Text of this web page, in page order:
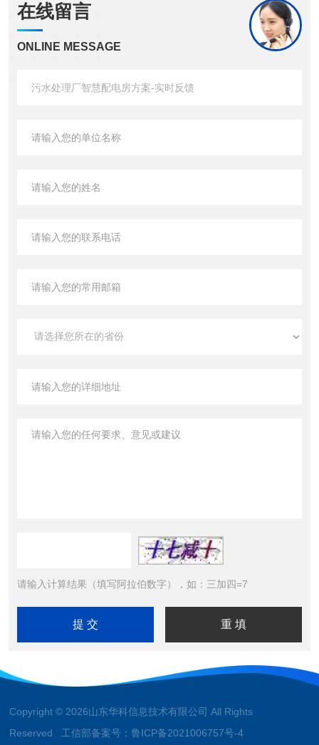
在线留言
ONLINE MESSAGE
请输入计算结果（填写阿拉伯数字），如：三加四=7
Copyright © 2026山东华科信息技术有限公司 All Rights
Reserved 工信部备案号：鲁ICP备2021006757号-4